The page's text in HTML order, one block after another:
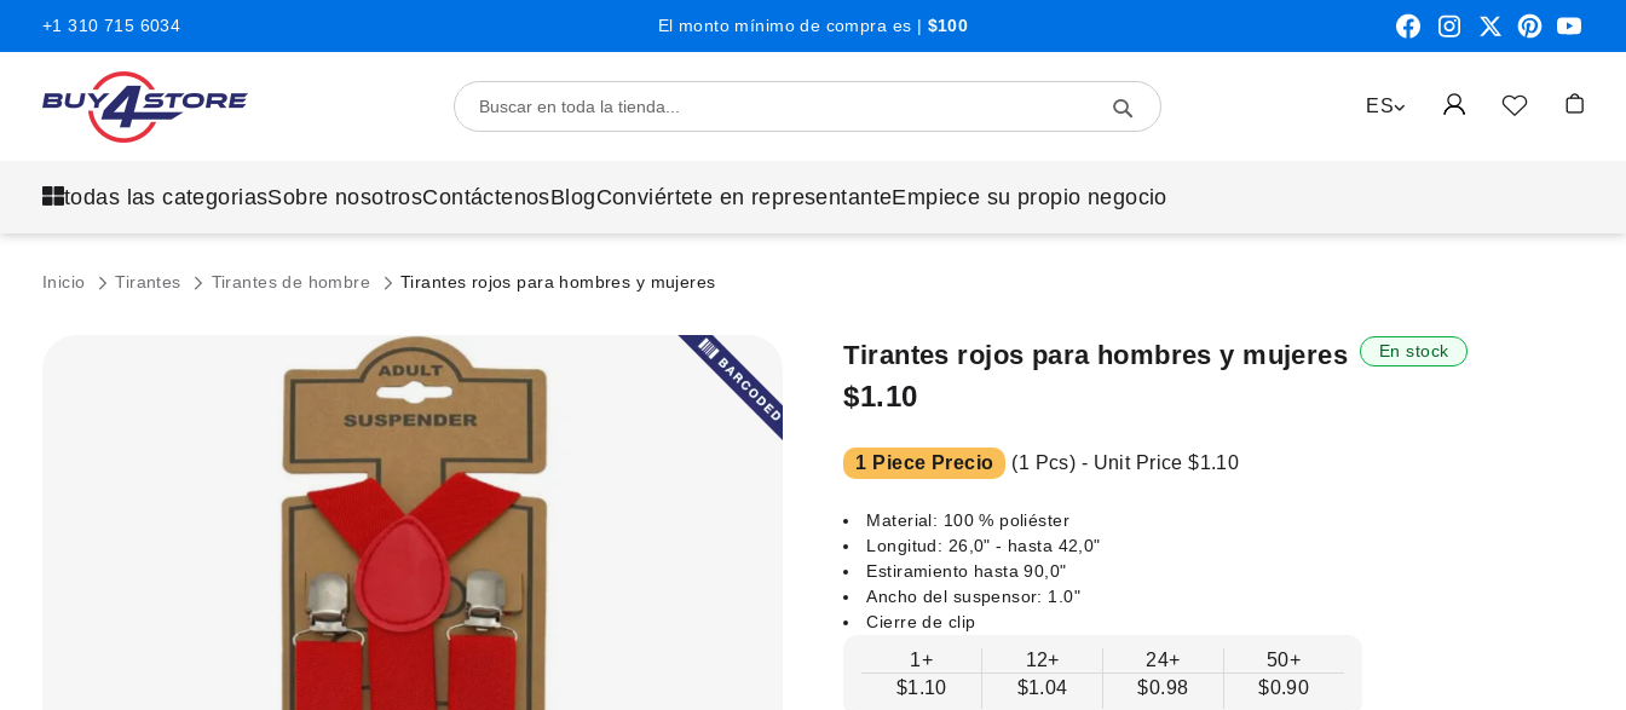
+1 310 715 6034 El monto mínimo de compra es | $100
LENGUAJE
ES
Search
todas las categoriasSobre nosotrosContáctenosBlogConviértete en representanteEmpiece su propio negocio
Inicio Tirantes Tirantes de hombre Tirantes rojos para hombres y mujeres
Tirantes rojos para hombres y mujeres En stock
$1.10
1 Piece Precio (1 Pcs) - Unit Price$1.10
Material: 100 % poliéster
Longitud: 26,0" - hasta 42,0"
Estiramiento hasta 90,0"
Ancho del suspensor: 1.0"
Cierre de clip
1+
$1.10
12+
$1.04
24+
$0.98
50+
$0.90